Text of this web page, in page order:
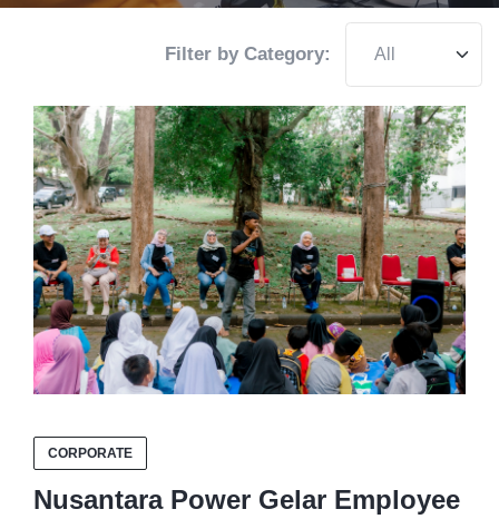
Filter by Category:
CORPORATE
Nusantara Power Gelar Employee